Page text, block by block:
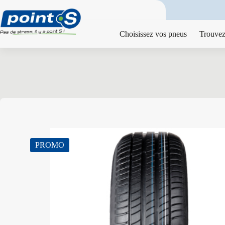
au
contenu
Choisissez vos pneus
PROMO